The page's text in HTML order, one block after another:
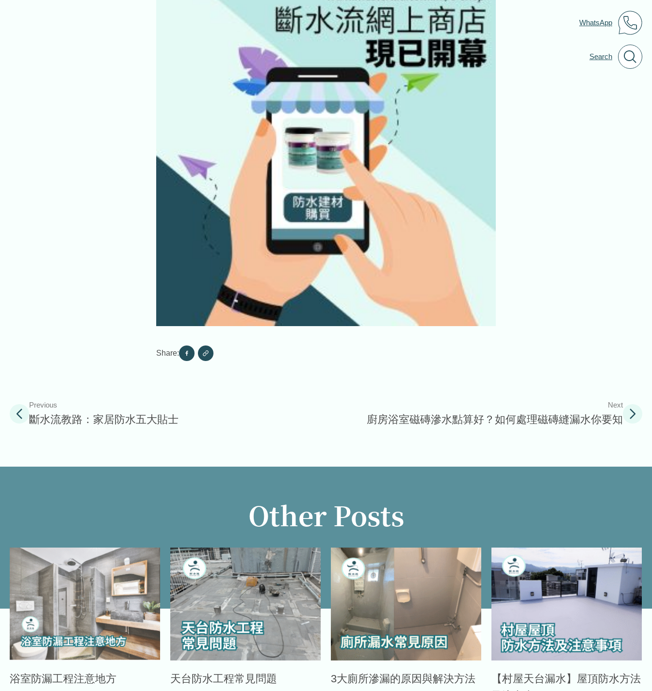
WhatsApp
Search
Share:
Previous
斷水流教路：家居防水五大貼士
Next
廚房浴室磁磚滲水點算好？如何處理磁磚縫漏水你要知
Other Posts
浴室防漏工程注意地方 天台防水工程常見問題 3大廁所滲漏的原因與解決方法
【村屋天台漏水】屋頂防水方法